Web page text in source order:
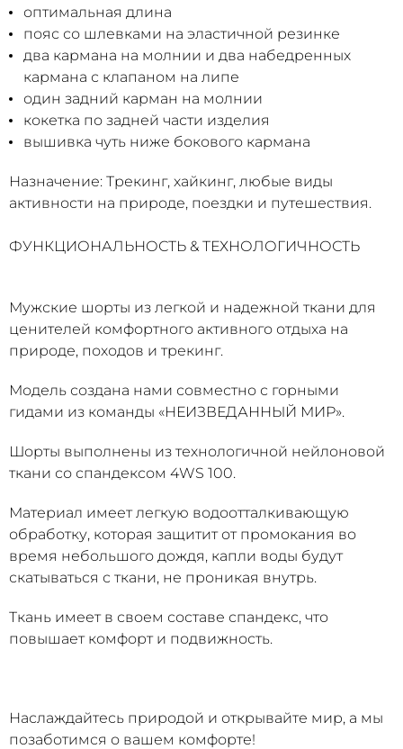
оптимальная длина
пояс со шлевками на эластичной резинке
два кармана на молнии и два набедренных
кармана с клапаном на липе
один задний карман на молнии
кокетка по задней части изделия
вышивка чуть ниже бокового кармана
Назначение: Трекинг, хайкинг, любые виды
активности на природе, поездки и путешествия.
ФУНКЦИОНАЛЬНОСТЬ & ТЕХНОЛОГИЧНОСТЬ
Мужские шорты из легкой и надежной ткани для
ценителей комфортного активного отдыха на
природе, походов и трекинг.
Модель создана нами совместно с горными
гидами из команды «НЕИЗВЕДАННЫЙ МИР».
Шорты выполнены из технологичной нейлоновой
ткани со спандексом 4WS 100.
Материал имеет легкую водоотталкивающую
обработку, которая защитит от промокания во
время небольшого дождя, капли воды будут
скатываться с ткани, не проникая внутрь.
Ткань имеет в своем составе спандекс, что
повышает комфорт и подвижность.
Наслаждайтесь природой и открывайте мир, а мы
позаботимся о вашем комфорте!